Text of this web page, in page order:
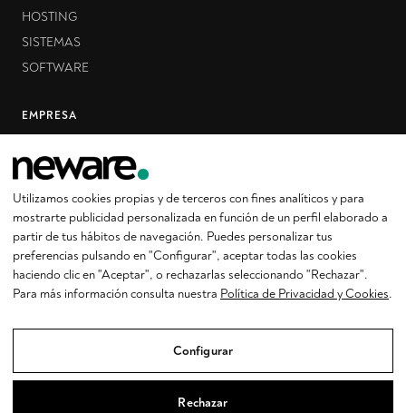
HOSTING
SISTEMAS
SOFTWARE
EMPRESA
CASOS DE ÉXITO
SOPORTE
CONDICIONES GENERALES
CONTACTO
info@neware.cat
Utilizamos cookies propias y de terceros con fines analíticos y para
mostrarte publicidad personalizada en función de un perfil elaborado a
partir de tus hábitos de navegación. Puedes personalizar tus
preferencias pulsando en "Configurar", aceptar todas las cookies
haciendo clic en "Aceptar", o rechazarlas seleccionando "Rechazar".
Para más información consulta nuestra Política de Privacidad y Cookies.
Configurar
Rechazar